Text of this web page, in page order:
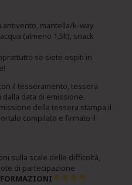
antivento, mantella/k-way
(almeno 1,5lt), snack
se siete ospiti in
il tesseramento, tessera
dalla data di emissione.
della tessera stampa il
compilato e firmato il
sulla scale delle difficoltà,
di partecipazione